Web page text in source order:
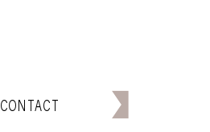
CONTACT